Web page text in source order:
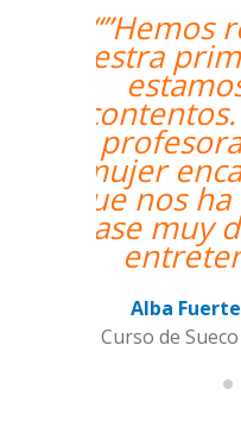
“”Me
un
pude
clases
Curso de